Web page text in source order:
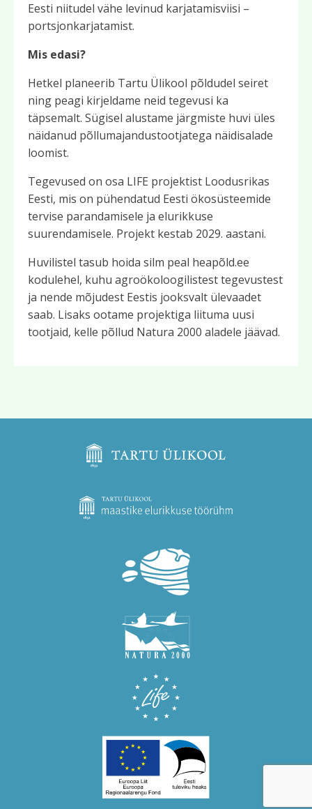
Eesti niitudel vähe levinud karjatamisviisi –
portsjonkarjatamist.
Mis edasi?
Hetkel planeerib Tartu Ülikool põldudel seiret
ning peagi kirjeldame neid tegevusi ka
täpsemalt. Sügisel alustame järgmiste huvi üles
näidanud põllumajandustootjatega näidisalade
loomist.
Tegevused on osa LIFE projektist Loodusrikas
Eesti, mis on pühendatud Eesti ökosüsteemide
tervise parandamisele ja elurikkuse
suurendamisele. Projekt kestab 2029. aastani.
Huvilistel tasub hoida silm peal heapõld.ee
kodulehel, kuhu agroökoloogilistest tegevustest
ja nende mõjudest Eestis jooksvalt ülevaadet
saab. Lisaks ootame projektiga liituma uusi
tootjaid, kelle põllud Natura 2000 aladele jäävad.